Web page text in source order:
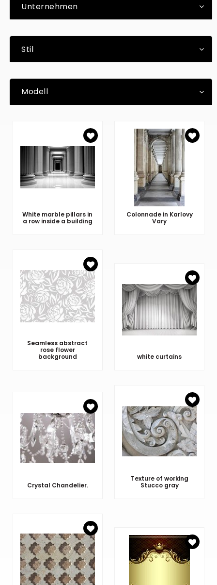
Unternehmen
Stil
Modell
White marble pillars in
a row inside a building
Colonnade in Karlovy
Vary
Seamless abstract
rose flower
background
white curtains
Crystal Chandelier.
Texture of working
Stucco gray